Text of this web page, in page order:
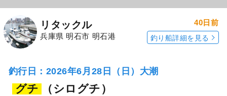
リタックル
兵庫県 明石市 明石港
40日前
釣り船詳細を見る
釣行日：2026年6月28日（日）大潮
グチ
（シログチ）